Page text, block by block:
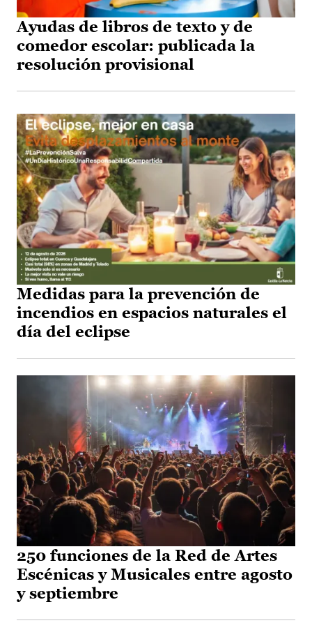
Ayudas de libros de texto y de
comedor escolar: publicada la
resolución provisional
Medidas para la prevención de
incendios en espacios naturales el
día del eclipse
250 funciones de la Red de Artes
Escénicas y Musicales entre agosto
y septiembre